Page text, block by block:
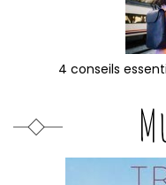
4 conseils